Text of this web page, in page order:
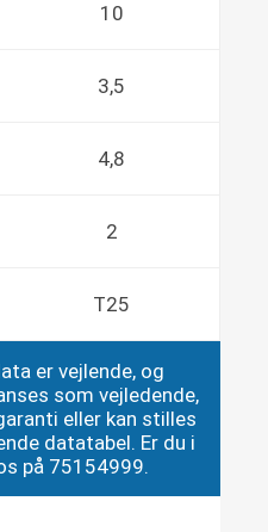
10
3,5
4,8
2
T25
er vejlende, og
som vejledende,
eller kan stilles
datatabel. Er du i
på 75154999.